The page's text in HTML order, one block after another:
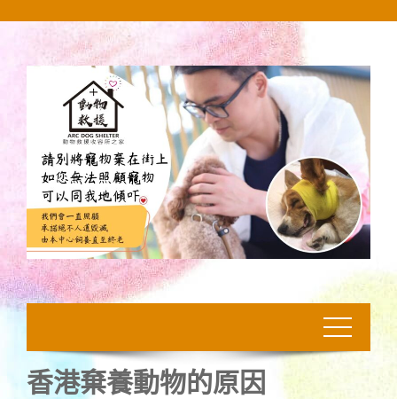
香港棄養動物的原因